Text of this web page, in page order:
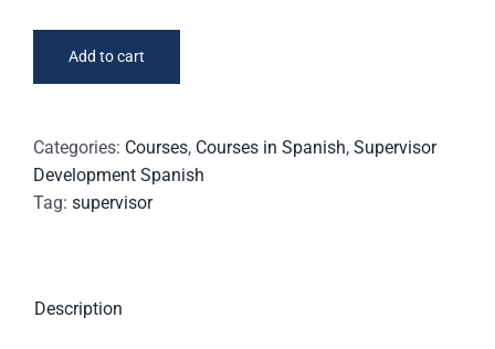
Add to cart
Categories: Courses, Courses in Spanish, Supervisor
Development Spanish
Tag: supervisor
Description